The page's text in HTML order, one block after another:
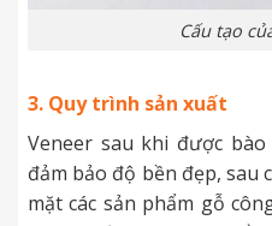
Cấu tạo
3. Quy trình sản xuất
Veneer sau khi được
đảm bảo độ bền đẹp, sau
mặt các sản phẩm gỗ